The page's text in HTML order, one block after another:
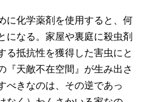
に化学薬剤を使用すると、何
になる。家屋や裏庭に殺虫剤
る抵抗性を獲得した害虫にと
『天敵不在空間』が生み出さ
べきなのは、その逆であっ